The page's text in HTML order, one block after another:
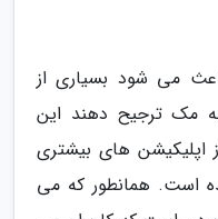
می شود بسیاری از
به مک ترجیح دهند این
اپلیکیشن های بیشتری
است. همانطور که می